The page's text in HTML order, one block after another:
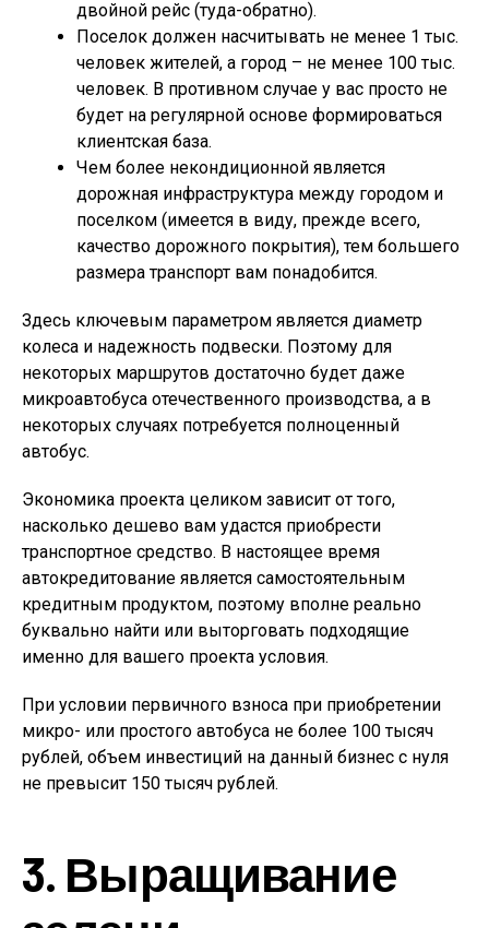
двойной рейс (туда-обратно).
Поселок должен насчитывать не менее 1 тыс.
человек жителей, а город – не менее 100 тыс.
человек. В противном случае у вас просто не
будет на регулярной основе формироваться
клиентская база.
Чем более некондиционной является
дорожная инфраструктура между городом и
поселком (имеется в виду, прежде всего,
качество дорожного покрытия), тем большего
размера транспорт вам понадобится.
Здесь ключевым параметром является диаметр
колеса и надежность подвески. Поэтому для
некоторых маршрутов достаточно будет даже
микроавтобуса отечественного производства, а в
некоторых случаях потребуется полноценный
автобус.
Экономика проекта целиком зависит от того,
насколько дешево вам удастся приобрести
транспортное средство. В настоящее время
автокредитование является самостоятельным
кредитным продуктом, поэтому вполне реально
буквально найти или выторговать подходящие
именно для вашего проекта условия.
При условии первичного взноса при приобретении
микро- или простого автобуса не более 100 тысяч
рублей, объем инвестиций на данный бизнес с нуля
не превысит 150 тысяч рублей.
3. Выращивание